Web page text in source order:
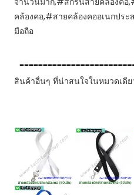
คล้องคอ,#สายคล้องคออเนกปร
มือถือ
สินค้าอื่นๆ ที่น่าสนใจในหมวดเดี